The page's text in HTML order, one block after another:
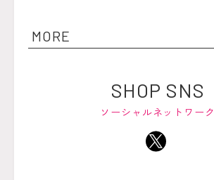
MORE
SHOP SNS
ソーシャルネットワーク